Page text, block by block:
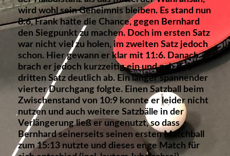
wird wohl sein Geheimnis bleiben. Es stand nun
8:6, Frank hatte die Chance, gegen Bernhard
den Siegpunkt zu machen. Doch im ersten Satz
war nicht viel zu holen, im zweiten Satz jedoch
schon. Hier gewann er klar mit 11:6. Danach
brach er jedoch kurzzeitig ein und gab den
dritten Satz deutlich ab. Ein langer spannender
vierter Durchgang folgte. Einen Satzball beim
Zwischenstand von 10:9 konnte er leider nicht
nutzen und auch weitere Satzbälle in der
Verlängerung ließ er ungenutzt, so dass
Bernhard seinerseits seinen ersten Matchball
zum 15:13 nutzte und dieses enge Match für